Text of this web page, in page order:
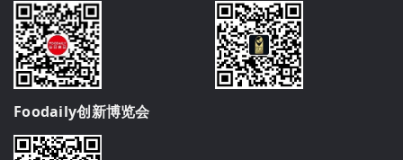
Foodaily创新博览会